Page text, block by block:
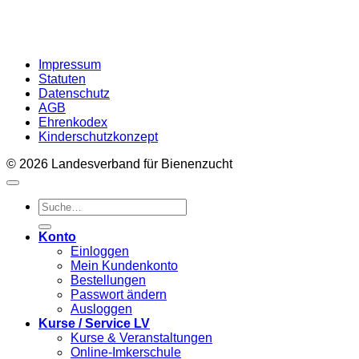
Impressum
Statuten
Datenschutz
AGB
Ehrenkodex
Kinderschutzkonzept
© 2026 Landesverband für Bienenzucht
Suche
nach:
Konto
Einloggen
Mein Kundenkonto
Bestellungen
Passwort ändern
Ausloggen
Kurse / Service LV
Kurse & Veranstaltungen
Online-Imkerschule